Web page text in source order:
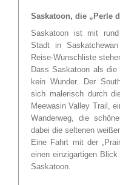
Saskatoon, die „Perle
Saskatoon ist mit
Stadt in
Reise-Wunschliste
Dass Saskatoon als
kein Wunder. Der
sich malerisch durch
Meewasin Valley Trail,
Wanderweg, die
dabei die seltenen
Eine Fahrt mit der
einen einzigartigen
Saskatoon.